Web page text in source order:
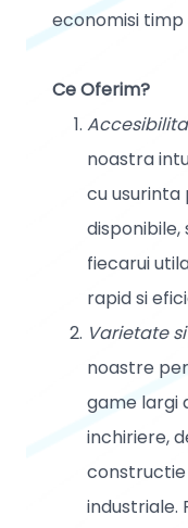
economisi timp
Ce Oferim?
noastra
cu usurinta
disponibile,
fiecarui
rapid si
Varietate
noastre
game largi
inchiriere,
constructie
industriale.